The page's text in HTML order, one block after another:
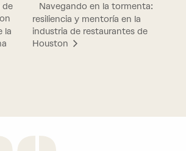
de
la
Navegando en la tormenta:
resiliencia y mentoría en la
industria de restaurantes de
Houston